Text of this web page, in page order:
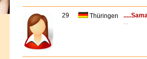
29 Thüringen